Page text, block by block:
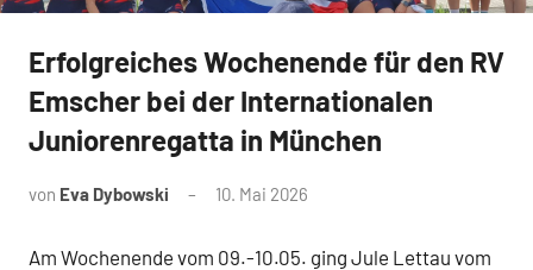
News
Erfolgreiches Wochenende für den RV
Emscher bei der Internationalen
Juniorenregatta in München
von Eva Dybowski 10. Mai 2026
Am Wochenende vom 09.-10.05. ging Jule Lettau vom